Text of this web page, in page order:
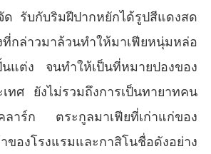
รับกับริมฝีปากหยักได้รูปสีแดงสด
กล่าวมาล้วนทำให้มาเฟียหนุ่มหล่อ
นแต่ง จนทำให้เป็นที่หมายปองของ
ทศ ยังไม่รวมถึงการเป็นทายาทคน
ลาร์ก ตระกูลมาเฟียที่เก่าแก่ของ
ของโรงแรมและกาสิโนชื่อดังอย่าง